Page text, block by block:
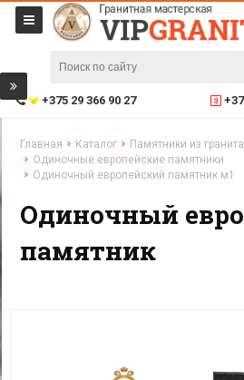
+375 29 366 90 27
Главная Каталог Памятники из гранита
Одиночные европейские памятники
Одиночный европейский памятник м1
Одиночный
памятник